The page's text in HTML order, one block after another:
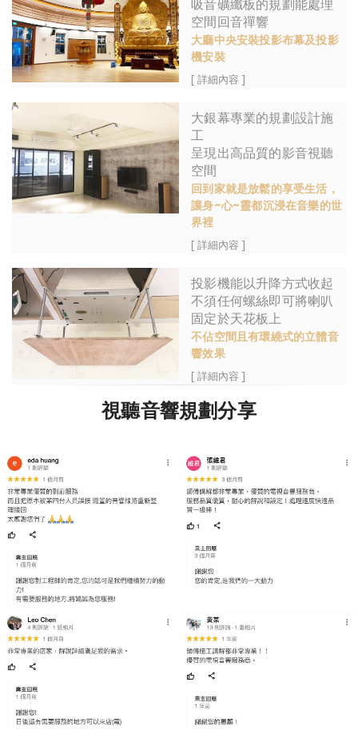
吸音礦纖板的規劃能處理
空間回音禪響
大廳中央安裝投影布幕及投影
機安裝
[ 詳細內容 ]
大銀幕專業的規劃設計施
工
呈現出高品質的影音視聽
空間
回到家就是放鬆的享受生活，
讓身~心~靈都沉浸在音樂的世
界裡
[ 詳細內容 ]
投影機能以升降方式收起
不須任何螺絲即可將喇叭
固定於天花板上
不佔空間且有環繞式的立體音
響效果
[ 詳細內容 ]
視聽音響規劃分享